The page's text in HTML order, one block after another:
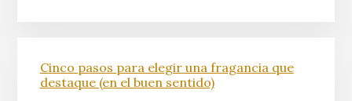
Cinco pasos para elegir una fragancia que
destaque (en el buen sentido)